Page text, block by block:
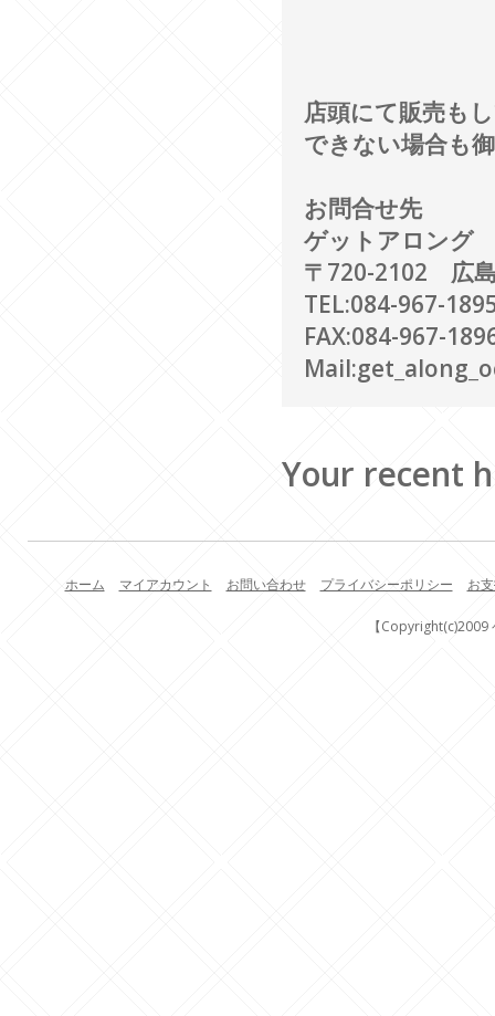
店頭にて販売も
できない場合も
お問合せ先
ゲットアロング
〒720-2102 広
TEL:084-967-
FAX:084-967-
Your recent
ホーム マイアカウント お問い合わせ プライバシーポリシー お
【